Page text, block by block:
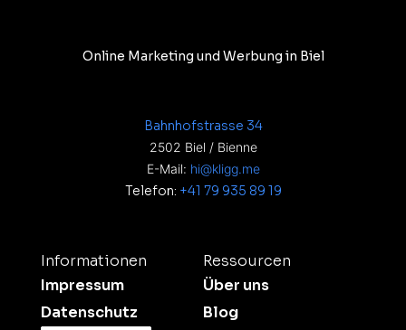
Online Marketing und Werbung in Biel
Bahnhofstrasse 34
2502 Biel / Bienne
E-Mail: hi@kligg.me
Telefon: +41 79 935 89 19
Informationen
Impressum
Datenschutz
Ressourcen
Über uns
Blog